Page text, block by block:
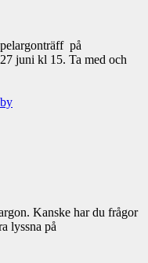
på
juni kl 15. Ta med och
Kanske har du frågor
lyssna på